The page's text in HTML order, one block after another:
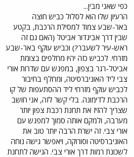
כפי שאני מבין...
הרעיון שלו הוא לסלול כביש חוצה
באר-שבע צמוד למסילת הרכבת, בקטע
שבין דרך אביגדור אביטל (האם גם זה
ראש-עיר לשעבר?) וכביש עוקף באר-שבע
מזרחי. לכביש כזה יהיו מחלפים בצומת
אביטל-רגר בצפון, במפגש עם שדרות אורי
צבי ליד האוניברסיטה, ומחלף בחיבור
לכביש עוקף מזרחי ליד ההסתעפות של קו
הרכבת לדימונה. בלי קשר לזה, אני חושב
שצריך להזיז את תחנת רכבת צפון יותר
מערבה, ולמקם אותה סמוך למפגש עם
אורי צבי. זה ישרת הרבה יותר טוב את
האוניברסיטה וסורוקה, ויאפשר גישה נוחה
לשכונת רמות דרך אורי צבי. הגישה לתחנת